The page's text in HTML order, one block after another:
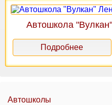
Автошкола
Подробнее
Автошколы